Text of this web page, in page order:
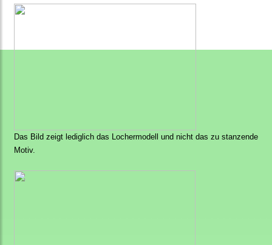
Das Bild zeigt lediglich das Lochermodell und nicht das zu stanzende
Motiv.